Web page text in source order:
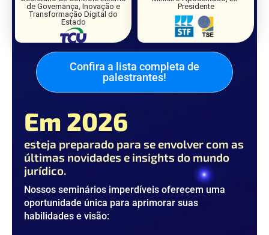
de Governança, Inovação e
Transformação Digital do
Estado
Presidente
Confira a lista completa de
palestrantes!
Em 2026
esteja preparado para se envolver com as
últimas novidades e insights do mundo
jurídico.
Nossos seminários imperdíveis oferecem uma
oportunidade única para aprimorar suas
habilidades e visão: